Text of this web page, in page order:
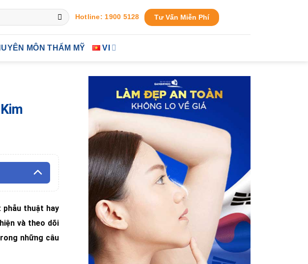
Hotline: 1900 5128 Tư Vấn Miễn Phí
MÔN THẨM MỸ VI
thuật hay
và theo dõi
những câu